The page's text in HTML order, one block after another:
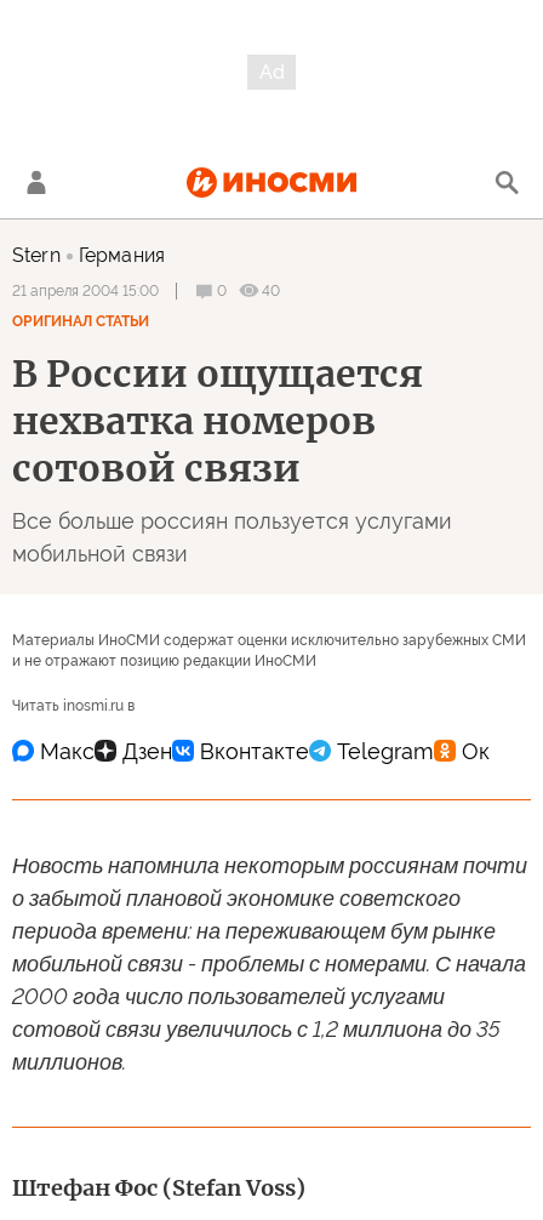
Stern Германия
21 апреля 2004 15:00 0
40
ОРИГИНАЛ СТАТЬИ
В России ощущается
нехватка номеров
сотовой связи
Все больше россиян пользуется услугами
мобильной связи
Материалы ИноСМИ содержат оценки исключительно зарубежных СМИ
и не отражают позицию редакции ИноСМИ
Читать inosmi.ru в
Новость напомнила некоторым россиянам почти
о забытой плановой экономике советского
периода времени: на переживающем бум рынке
мобильной связи - проблемы с номерами. С начала
2000 года число пользователей услугами
сотовой связи увеличилось с 1,2 миллиона до 35
миллионов.
Штефан Фос (Stefan Voss)